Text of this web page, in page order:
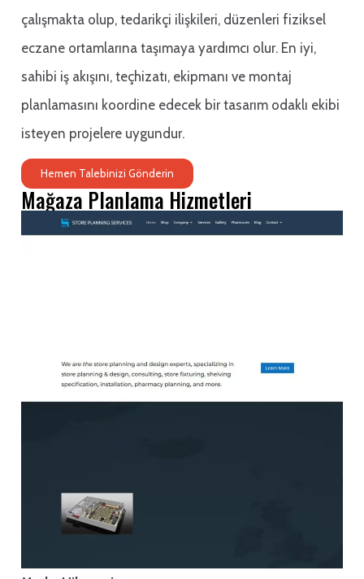
çalışmakta olup, tedarikçi ilişkileri, düzenleri fiziksel
eczane ortamlarına taşımaya yardımcı olur. En iyi,
sahibi iş akışını, teçhizatı, ekipmanı ve montaj
planlamasını koordine edecek bir tasarım odaklı ekibi
isteyen projelere uygundur.
Hemen Talebinizi Gönderin
Mağaza Planlama Hizmetleri